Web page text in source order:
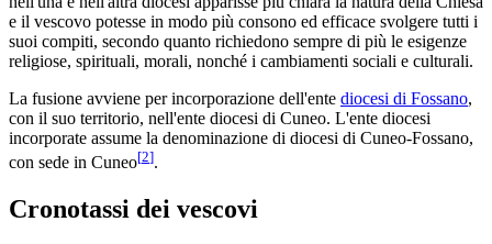
e il vescovo potesse in modo più consono ed efficace svolgere tutti i
suoi compiti, secondo quanto richiedono sempre di più le esigenze
religiose, spirituali, morali, nonché i cambiamenti sociali e culturali.
La fusione avviene per incorporazione dell'ente diocesi di Fossano,
con il suo territorio, nell'ente diocesi di Cuneo. L'ente diocesi
incorporate assume la denominazione di diocesi di Cuneo-Fossano,
con sede in Cuneo[2].
Cronotassi dei vescovi